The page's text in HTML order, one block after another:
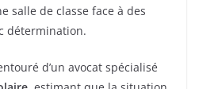
salle de classe face à des
détermination.
d’un avocat spécialisé